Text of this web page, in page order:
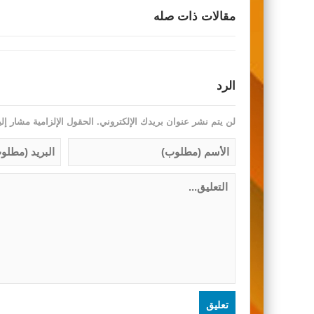
مقالات ذات صله
الرد
لن يتم نشر عنوان بريدك الإلكتروني. الحقول الإلزامية مشار